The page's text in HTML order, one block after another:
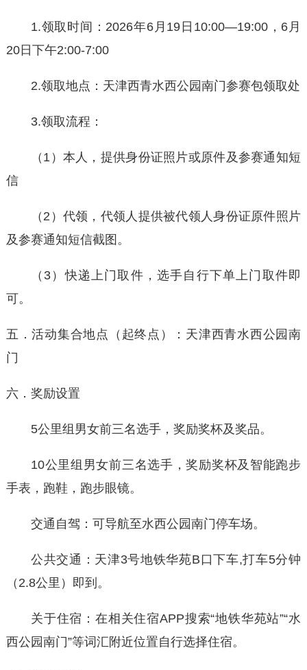
1.领取时间：2026年6月19日10:00—19:00，6月
20日下午2:00-7:00
2.领取地点：天津西青水西公园南门参赛包领取处
3.领取流程：
（1）本人，提供身份证照片或原件及参赛通知短
信
（2）代领，代领人提供被代领人身份证原件照片
及参赛通知短信截图。
（3）快递上门取件，选手自行下单上门取件即
可。
五．活动集合地点（起终点）：天津西青水西公园南
门
六．奖励设置
5公里组男女前三名选手，奖励奖杯及奖品。
10公里组男女前三名选手，奖励奖杯及智能跑步
手表，跑鞋，跑步眼镜。
交通自驾：可导航至水西公园南门停车场。
公共交通：天津3号地铁华苑B口下车,打车5分钟
（2.8公里）即到。
关于住宿：在相关住宿APP搜索“地铁华苑站”“水
西公园南门”等词汇附近位置自行选择住宿。